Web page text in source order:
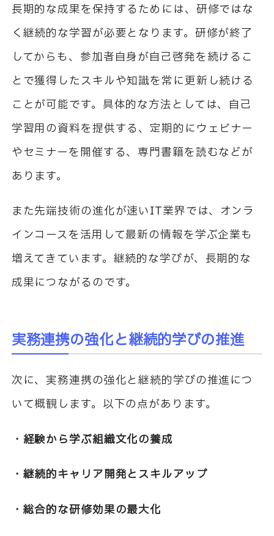
長期的な成果を保持するためには、研修ではな
く継続的な学習が必要となります。研修が終了
してからも、参加者自身が自己啓発を続けるこ
とで獲得したスキルや知識を常に更新し続ける
ことが可能です。具体的な方法としては、自己
学習用の資料を提供する、定期的にウェビナー
やセミナーを開催する、専門書籍を読むなどが
あります。
また先端技術の進化が速いIT業界では、オンラ
インコースを活用して最新の情報を学ぶ企業も
増えてきています。継続的な学びが、長期的な
成果につながるのです。
実務連携の強化と継続的学びの推進
次に、実務連携の強化と継続的学びの推進につ
いて概観します。以下の点があります。
・経験から学ぶ組織文化の養成
・継続的キャリア開発とスキルアップ
・総合的な研修効果の最大化